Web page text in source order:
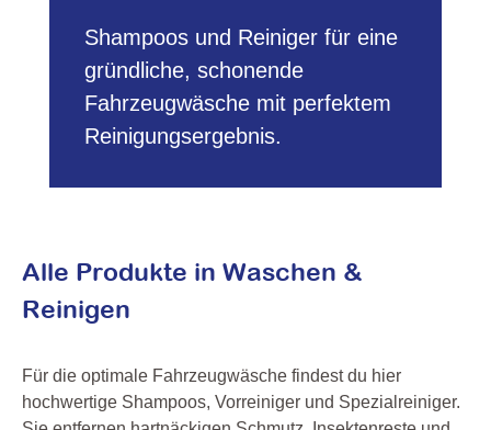
Shampoos und Reiniger für eine
gründliche, schonende
Fahrzeugwäsche mit perfektem
Reinigungsergebnis.
Alle Produkte in Waschen &
Reinigen
Für die optimale Fahrzeugwäsche findest du hier
hochwertige Shampoos, Vorreiniger und Spezialreiniger.